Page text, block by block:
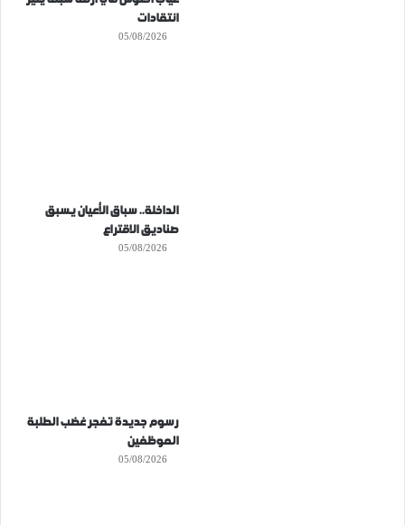
انتقادات
05/08/2026
الداخلة.. سباق الأعيان يسبق
صناديق الاقتراع
05/08/2026
رسوم جديدة تفجر غضب الطلبة
الموظفين
05/08/2026